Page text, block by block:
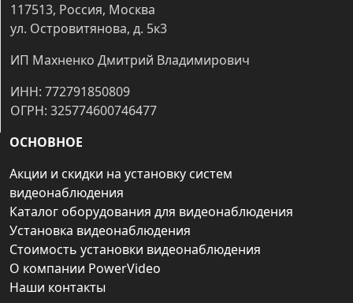
117513, Россия, Москва
ул. Островитянова, д. 5к3
ИП Махненко Дмитрий Владимирович
ИНН: 772791850809
ОГРН: 325774600746477
ОСНОВНОЕ
Акции и скидки на установку систем
видеонаблюдения
Каталог оборудования для видеонаблюдения
Установка видеонаблюдения
Стоимость установки видеонаблюдения
О компании PowerVideo
Наши контакты